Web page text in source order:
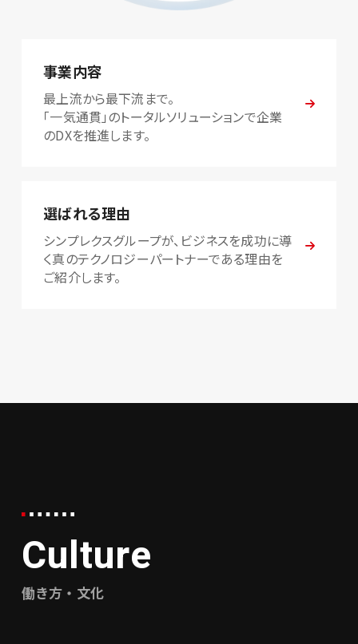
事業内容
最上流から最下流まで。
「一気通貫」のトータルソリューションで企業
のDXを推進します。
選ばれる理由
シンプレクスグループが、ビジネスを成功に導
く真のテクノロジーパートナーである理由を
ご紹介します。
Culture
働き方・文化